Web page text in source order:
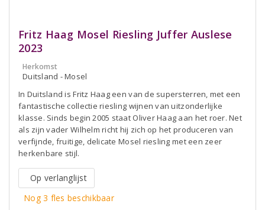
Fritz Haag Mosel Riesling Juffer Auslese
2023
Herkomst
Duitsland - Mosel
In Duitsland is Fritz Haag een van de supersterren, met een
fantastische collectie riesling wijnen van uitzonderlijke
klasse. Sinds begin 2005 staat Oliver Haag aan het roer. Net
als zijn vader Wilhelm richt hij zich op het produceren van
verfijnde, fruitige, delicate Mosel riesling met een zeer
herkenbare stijl.
Op verlanglijst
Nog 3 fles beschikbaar